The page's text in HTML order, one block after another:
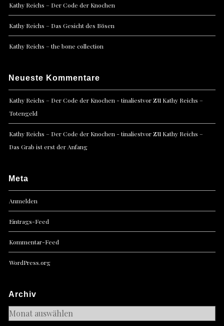
Kathy Reichs – Der Code der Knochen
Kathy Reichs – Das Gesicht des Bösen
Kathy Reichs – the bone collection
Neueste Kommentare
Kathy Reichs – Der Code der Knochen - tinaliestvorzu Kathy Reichs –
Totengeld
Kathy Reichs – Der Code der Knochen - tinaliestvorzu Kathy Reichs –
Das Grab ist erst der Anfang
Meta
Anmelden
Eintrags-Feed
Kommentar-Feed
WordPress.org
Archiv
Archiv